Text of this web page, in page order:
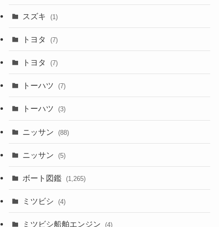
スズキ (1)
トヨタ (7)
トヨタ (7)
トーハツ (7)
トーハツ (3)
ニッサン (88)
ニッサン (5)
ボート図鑑 (1,265)
ミツビシ (4)
ミツビシ船舶エンジン (4)